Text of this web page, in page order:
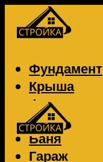
Фундамент
Крыша
Фасад
Забор
Баня
Гараж